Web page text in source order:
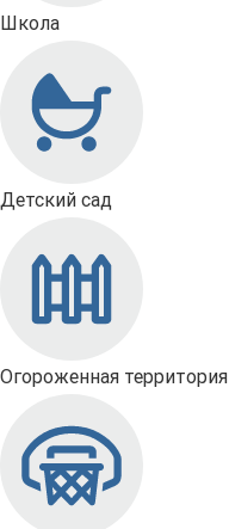
Школа
Детский сад
Огороженная территория